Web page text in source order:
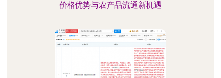
价格优势与农产品流通新机遇